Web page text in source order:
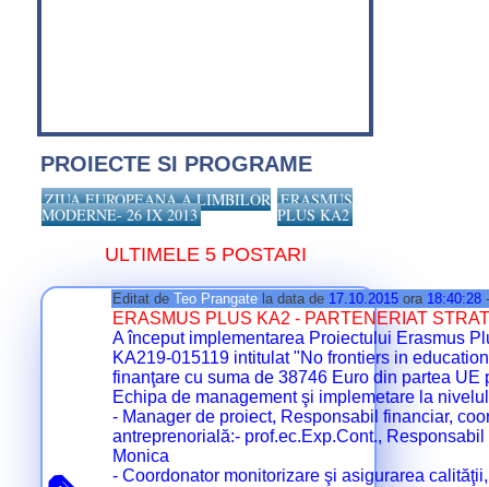
PROIECTE SI PROGRAME
ZIUA EUROPEANA A LIMBILOR
MODERNE- 26 IX 2013
ERASMUS
PLUS KA2
ULTIMELE 5 POSTARI
Editat deTeo Prangate la data de 17.10.2015 ora 18:40:28
ERASMUS PLUS KA2 - PARTENERIAT
A început implementarea Proiectului Erasmus
KA219-015119 intitulat "No frontiers in
finanţare cu suma de 38746 Euro din partea
Echipa de management şi implemetare la
- Manager de proiect, Responsabil financiar,
antreprenorială:- prof.ec.Exp.Cont.,
Monica
- Coordonator monitorizare şi asigurarea